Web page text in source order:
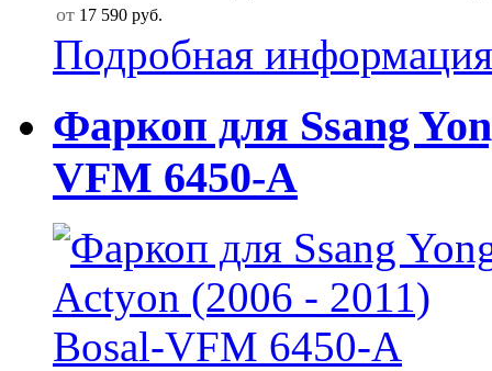
от 17 590 руб.
Подробная информация
Фаркоп для Ssang
VFM 6450-A